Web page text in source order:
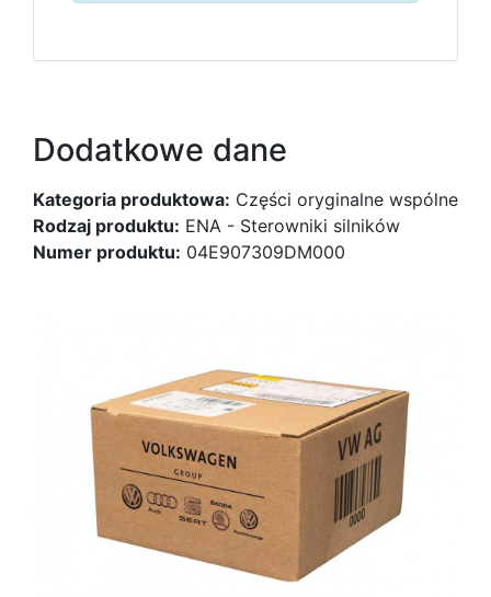
Dodatkowe dane
Kategoria produktowa: Części oryginalne wspólne
Rodzaj produktu: ENA - Sterowniki silników
Numer produktu: 04E907309DM000